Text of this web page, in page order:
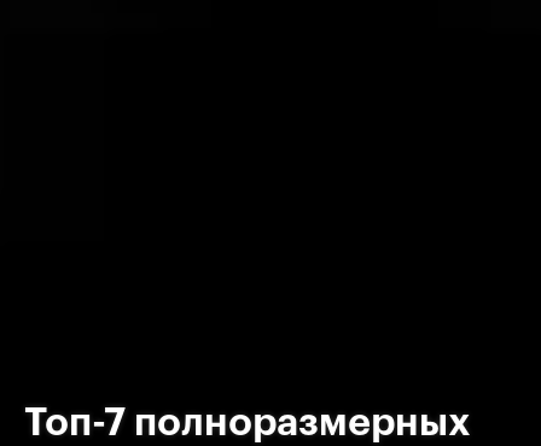
Топ-7 полноразмерных